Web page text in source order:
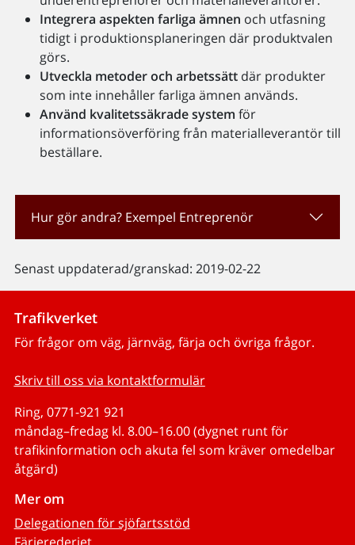
Integrera aspekten farliga ämnen och utfasning
tidigt i produktionsplaneringen där produktvalen
görs.
Utveckla metoder och arbetssättdär produkter
som inte innehåller farliga ämnen används.
Använd kvalitetssäkrade system för
informationsöverföring från materialleverantör till
beställare.
Hur gör andra? Exempel Entreprenör
Senast uppdaterad/granskad: 2019-02-22
Trafikverket
För frågor om väg, järnväg, färja och övriga frågor.
Skriv till oss via kontaktformulär
Ring, 0771-921 921
måndag–fredag kl. 8.00–16.00 (dygnet runt för
trafikinformation och akuta fel som kräver omedelbar
åtgärd)
Mer om
Delegationen för sjöfartsstöd